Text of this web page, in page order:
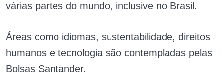
várias partes do mundo, inclusive no Brasil.
Áreas como idiomas, sustentabilidade, direitos
humanos e tecnologia são contempladas pelas
Bolsas Santander.